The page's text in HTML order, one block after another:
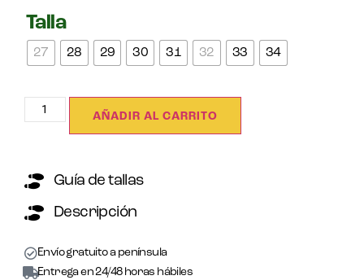
Talla
27 28 29 30 31 32 33 34
AÑADIR AL CARRITO
Guía de tallas
Descripción
Envío gratuito a península
Entrega en 24/48 horas hábiles